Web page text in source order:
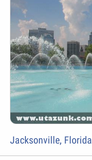
Jacksonville, Florida